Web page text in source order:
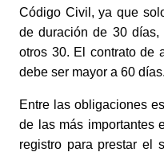
Código Civil, ya que
de duración de 30
otros 30. El contrato de
debe ser mayor a 60 días.
Entre las obligaciones
de las más importantes
registro para prestar el